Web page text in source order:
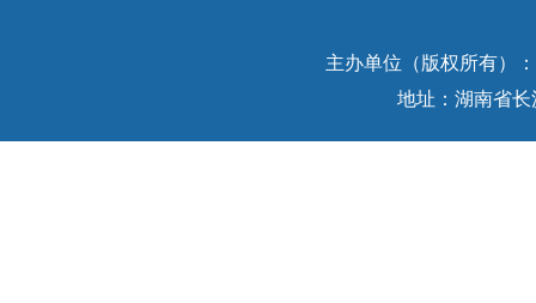
主办单位（版权所有）
地址：湖南省